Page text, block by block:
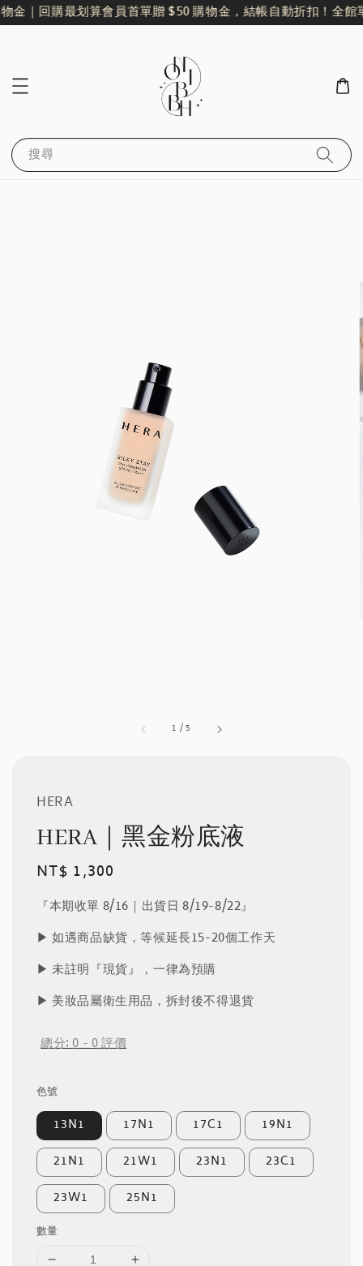
｜回購最划算會員首單贈 $50 購物金，結帳自動折扣！ 全館
搜尋
1 /5
HERA
HERA｜黑金粉底液
Regular
price
NT$ 1,300
『本期收單 8/16｜出貨日 8/19-8/22』
▶︎ 如遇商品缺貨，等候延長15-20個工作天
▶︎ 未註明『現貨』，一律為預購
▶︎ 美妝品屬衛生用品，拆封後不得退貨
總分:0-0評價
色號
13N1 17N1 17C1
19N1
21N1
21W1 23N1
23C1
23W1
25N1
數量